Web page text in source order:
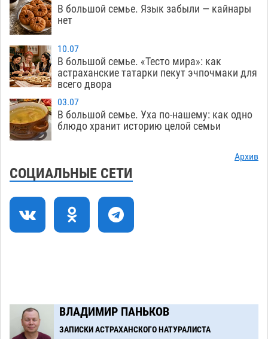
астраханской логистической компании в 400
тысяч рублей
14:44
Астраханские кутилы сменили барные стойки
на полицейские дежурки
07.08
14:09
С 11 августа астраханские водоемы
обеспечат притоком в семь тысяч кубов
07.08 1246
13:29
Астраханский аэропорт попробует отбиться
520
12:53
Астраханские археологи откопали древнюю
помойку
11:58
В Астрахани подросток угнал мотоцикл и
похитил чужие мобильник с банковскими
10:43
Астраханский суд встал на сторону МЧС в
споре за возврат униформы
07.08
В большой семье. Язык забыли — кайнары
нет
10.07
В большой семье. «Тесто мира»: как
астраханские татарки пекут эчпочмаки для
всего двора
03.07
В большой семье. Уха по-нашему: как одно
блюдо хранит историю целой семьи
Архив
СОЦИАЛЬНЫЕ СЕТИ
ВЛАДИМИР ПАНЬКОВ
ЗАПИСКИ АСТРАХАНСКОГО НАТУРАЛИСТА